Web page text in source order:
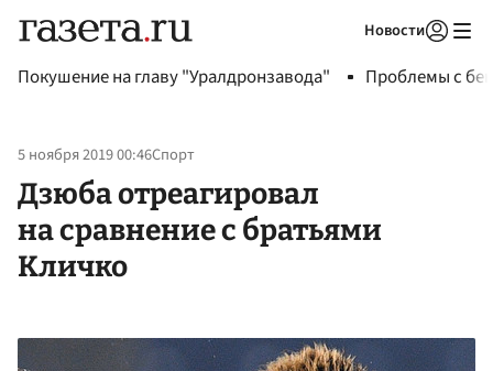
Новости
Покушение на главу "Уралдронзавода" Проблемы с
5 ноября 2019 00:46Спорт
Дзюба отреагировал
на сравнение с братьями
Кличко